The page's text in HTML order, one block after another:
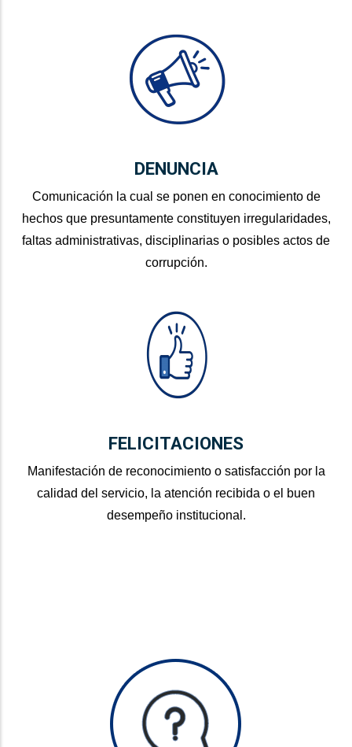
DENUNCIA
Comunicación la cual se ponen en conocimiento de
hechos que presuntamente constituyen irregularidades,
faltas administrativas, disciplinarias o posibles actos de
corrupción.
FELICITACIONES
Manifestación de reconocimiento o satisfacción por la
calidad del servicio, la atención recibida o el buen
desempeño institucional.